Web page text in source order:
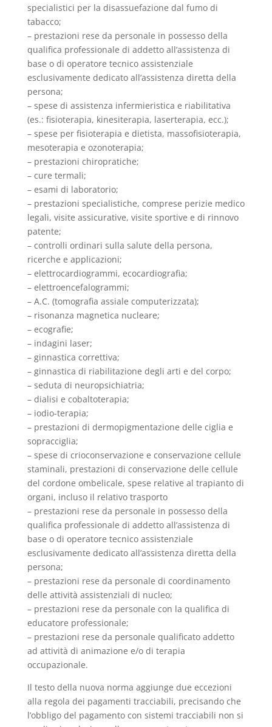
specialistici per la disassuefazione dal fumo di
tabacco;
– prestazioni rese da personale in possesso della
qualifica professionale di addetto all’assistenza di
base o di operatore tecnico assistenziale
esclusivamente dedicato all’assistenza diretta della
persona;
– spese di assistenza infermieristica e riabilitativa
(es.: fisioterapia, kinesiterapia, laserterapia, ecc.);
– spese per fisioterapia e dietista, massofisioterapia,
mesoterapia e ozonoterapia;
– prestazioni chiropratiche;
– cure termali;
– esami di laboratorio;
– prestazioni specialistiche, comprese perizie medico
legali, visite assicurative, visite sportive e di rinnovo
patente;
– controlli ordinari sulla salute della persona,
ricerche e applicazioni;
– elettrocardiogrammi, ecocardiografia;
– elettroencefalogrammi;
– A.C. (tomografia assiale computerizzata);
– risonanza magnetica nucleare;
– ecografie;
– indagini laser;
– ginnastica correttiva;
– ginnastica di riabilitazione degli arti e del corpo;
– seduta di neuropsichiatria;
– dialisi e cobaltoterapia;
– iodio-terapia;
– prestazioni di dermopigmentazione delle ciglia e
sopracciglia;
– spese di crioconservazione e conservazione cellule
staminali, prestazioni di conservazione delle cellule
del cordone ombelicale, spese relative al trapianto di
organi, incluso il relativo trasporto
– prestazioni rese da personale in possesso della
qualifica professionale di addetto all’assistenza di
base o di operatore tecnico assistenziale
esclusivamente dedicato all’assistenza diretta della
persona;
– prestazioni rese da personale di coordinamento
delle attività assistenziali di nucleo;
– prestazioni rese da personale con la qualifica di
educatore professionale;
– prestazioni rese da personale qualificato addetto
ad attività di animazione e/o di terapia
occupazionale.
Il testo della nuova norma aggiunge due eccezioni
alla regola dei pagamenti tracciabili, precisando che
l’obbligo del pagamento con sistemi tracciabili non si